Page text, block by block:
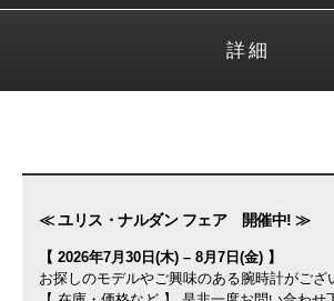
詳細
≪ ユリス・ナルダン フェア 開催中! ≫
【 2026年7月30日(木) – 8月7日(金) 】
お探しのモデルやご興味のある腕時計がござ